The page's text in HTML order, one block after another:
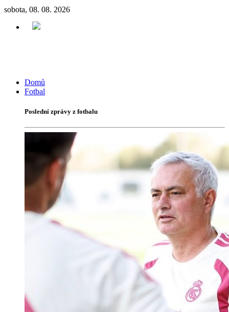
sobota, 08. 08. 2026
Domů
Fotbal
Poslední zprávy z fotbalu